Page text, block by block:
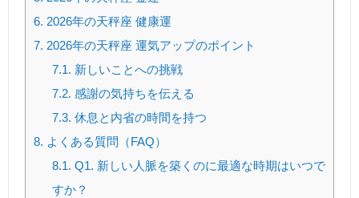
6. 2026年の天秤座 健康運
7. 2026年の天秤座 運気アップのポイント
7.1. 新しいことへの挑戦
7.2. 感謝の気持ちを伝える
7.3. 休息と内省の時間を持つ
8. よくある質問（FAQ）
8.1. Q1. 新しい人脈を築くのに最適な時期はいつで
すか？